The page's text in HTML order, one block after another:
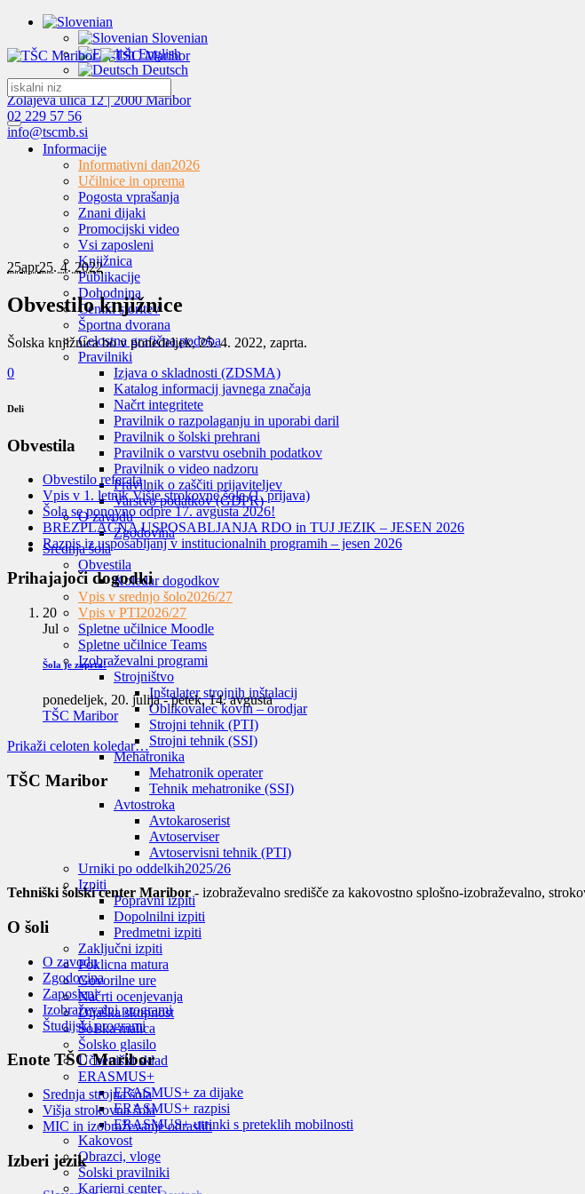
Slovenian
English
Deutsch
Zolajeva ulica 12 | 2000 Maribor
02 229 57 56
info@tscmb.si
Informacije
Informativni dan2026
Učilnice in oprema
Pogosta vprašanja
Znani dijaki
Promocijski video
Vsi zaposleni
Knjižnica
Publikacije
Dohodnina
Ceniki storitev
Športna dvorana
Celostna grafična podoba
Pravilniki
Izjava o skladnosti (ZDSMA)
Katalog informacij javnega značaja
Načrt integritete
Pravilnik o razpolaganju in uporabi daril
Pravilnik o šolski prehrani
Pravilnik o varstvu osebnih podatkov
Pravilnik o video nadzoru
Pravilnik o zaščiti prijaviteljev
Varstvo podatkov (GDPR)
O zavodu
Zgodovina
Srednja šola
Obvestila
Koledar dogodkov
Vpis v srednjo šolo2026/27
Vpis v PTI2026/27
Spletne učilnice Moodle
Spletne učilnice Teams
Izobraževalni programi
Strojništvo
Inštalater strojnih inštalacij
Oblikovalec kovin – orodjar
Strojni tehnik (PTI)
Strojni tehnik (SSI)
Mehatronika
Mehatronik operater
Tehnik mehatronike (SSI)
Avtostroka
Avtokaroserist
Avtoserviser
Avtoservisni tehnik (PTI)
Urniki po oddelkih2025/26
Izpiti
Popravni izpiti
Dopolnilni izpiti
Predmetni izpiti
Zaključni izpiti
Poklicna matura
Govorilne ure
Načrti ocenjevanja
Dijaška skupnost
Šolska malica
Šolsko glasilo
Učbeniški sklad
ERASMUS+
ERASMUS+ za dijake
ERASMUS+ razpisi
ERASMUS+ utrinki s preteklih mobilnosti
Kakovost
Obrazci, vloge
Šolski pravilniki
Karierni center
25apr25. 4. 2022
Obvestilo knjižnice
Šolska knjižnica bo v ponedeljek, 25. 4. 2022, zaprta.
0
Deli
Obvestila
Obvestilo referata
Vpis v 1. letnik Višje strokovne šole (1. prijava)
Šola se ponovno odpre 17. avgusta 2026!
BREZPLAČNA USPOSABLJANJA RDO in TUJ JEZIK – JESEN 2026
Razpis iz usposabljanj v institucionalnih programih – jesen 2026
Prihajajoči dogodki
20
Jul
Šola je zaprta!
ponedeljek, 20. julija-petek, 14. avgusta
TŠC Maribor
Prikaži celoten koledar…
TŠC Maribor
Tehniški šolski center Maribor- izobraževalno središče za kakovostno splošno-izobraževalno,
O šoli
O zavodu
Zgodovina
Zaposleni
Izobraževalni programi
Študijski programi
Enote TŠC Maribor
Srednja strojna šola
Višja strokovna šola
MIC in izobraževanje odraslih
Izberi jezik